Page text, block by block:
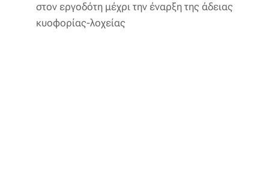
στον εργοδότη μέχρι την έναρξη της άδειας
κυοφορίας-λοχείας